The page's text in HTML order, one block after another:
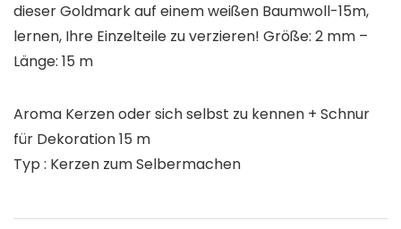
dieser Goldmark auf einem weißen Baumwoll-15m,
lernen, Ihre Einzelteile zu verzieren! Größe: 2 mm –
Länge: 15 m
Aroma Kerzen oder sich selbst zu kennen + Schnur
für Dekoration 15 m
Typ : Kerzen zum Selbermachen